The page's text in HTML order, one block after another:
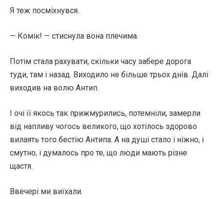
Я теж посміхнувся.
— Комік! — стиснула вона плечима.
Потім стала рахувати, скільки часу забере дорога
туди, там і назад. Виходило не більше трьох днів. Далі
виходив на волю Антип.
І очі її якось так прижмурились, потемніли, замерли
від напливу чогось великого, що хотілось здорово
вилаять того бестію Антипа. А на душі стало і ніжно, і
смутно, і думалось про те, що люди мають різне
щастя.
Ввечері ми виїхали.